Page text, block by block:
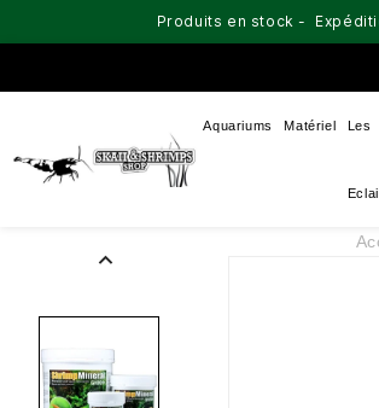
Produits en stock -
Aquariums Matériel Les